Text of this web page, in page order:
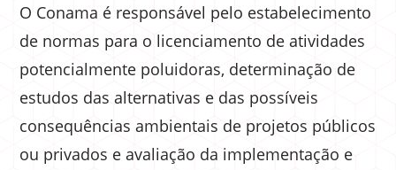
O Conama é responsável pelo estabelecimento
de normas para o licenciamento de atividades
potencialmente poluidoras, determinação de
estudos das alternativas e das possíveis
consequências ambientais de projetos públicos
ou privados e avaliação da implementação e